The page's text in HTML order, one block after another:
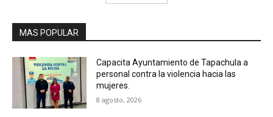
MAS POPULAR
Capacita Ayuntamiento de Tapachula a
personal contra la violencia hacia las
mujeres.
8 agosto, 2026